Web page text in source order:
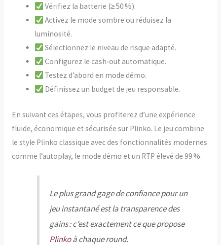
Vérifiez la batterie (≥ 50 %).
Activez le mode sombre ou réduisez la
luminosité.
Sélectionnez le niveau de risque adapté.
Configurez le cash‑out automatique.
Testez d’abord en mode démo.
Définissez un budget de jeu responsable.
En suivant ces étapes, vous profiterez d’une expérience
fluide, économique et sécurisée sur Plinko. Le jeu combine
le style Plinko classique avec des fonctionnalités modernes
comme l’autoplay, le mode démo et un RTP élevé de 99 %.
Le plus grand gage de confiance pour un
jeu instantané est la transparence des
gains : c’est exactement ce que propose
Plinkoà chaque round.